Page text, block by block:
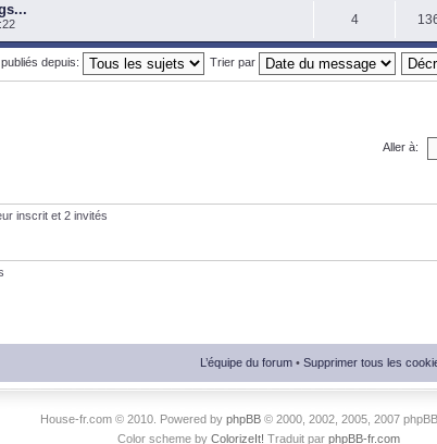
4
depuis: Trier par
Aller à:
inscrit et 2 invités
L’équipe du forum • Supprimer tous les
House-fr.com © 2010. Powered by phpBB© 2000, 2002, 2005, 2007
Color scheme by ColorizeIt! Traduit par phpBB-fr.com